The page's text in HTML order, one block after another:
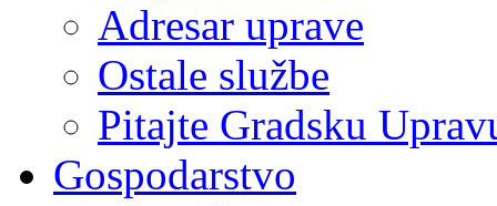
Adresar uprave
Ostale službe
Pitajte Gradsku
Gospodarstvo